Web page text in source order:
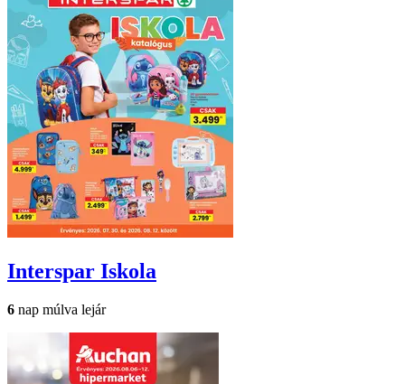
Interspar Iskola
6 nap múlva lejár